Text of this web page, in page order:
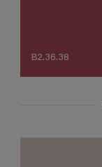
B2.36.38